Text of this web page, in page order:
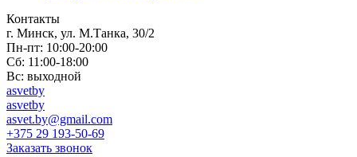
Контакты
г. Минск, ул. М.Танка, 30/2
Пн-пт: 10:00-20:00
Сб: 11:00-18:00
Вс: выходной
asvetby
asvetby
asvet.by@gmail.com
+375 29 193-50-69
Заказать звонок